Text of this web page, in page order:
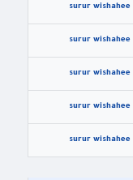
surur wishahee
surur wishahee
surur wishahee
surur wishahee
surur wishahee